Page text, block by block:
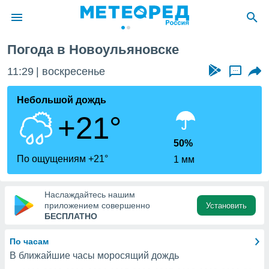
о
Вы можете
к этому
доступ
Погода в Новоульяновске
11:29 воскресенье ...
Небольшой дождь
+21°
По ощущениям +21°
50%
1 мм
Наслаждайтесь нашим
приложением совершенно
БЕСПЛАТНО
Установить
По часам
В ближайшие часы моросящий дождь